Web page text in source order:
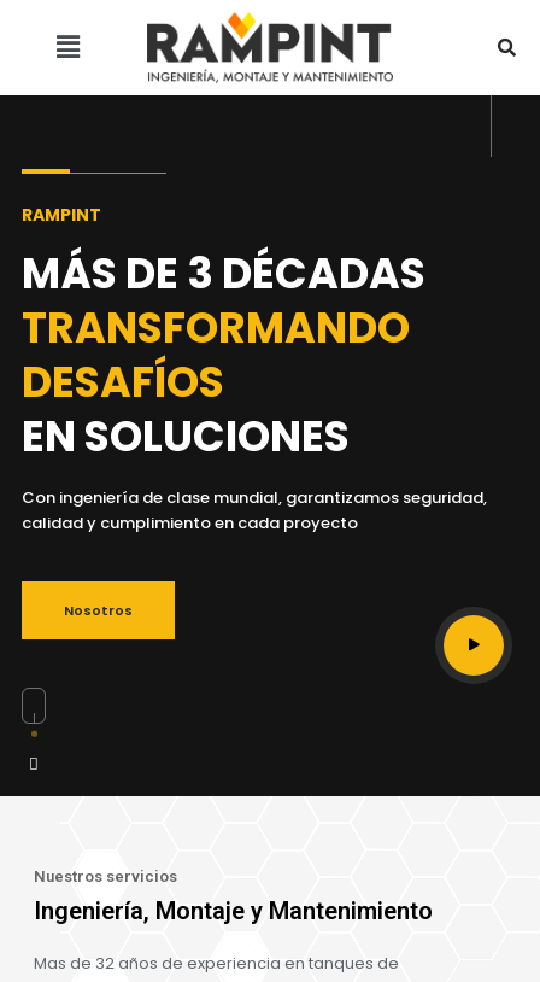
RAMPINT
MÁS DE 3 DÉCADAS
TRANSFORMANDO
DESAFÍOS
EN SOLUCIONES
Con ingeniería de clase mundial, garantizamos seguridad,
calidad y cumplimiento en cada proyecto
Nosotros
Nuestros servicios
Ingeniería, Montaje y Mantenimiento
Mas de 32 años de experiencia en tanques de